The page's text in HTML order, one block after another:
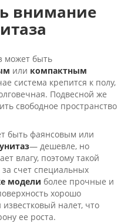
внимание
может быть
или компактным
система крепится к полу,
Подвесной же
свободное пространство
быть фаянсовым или
— дешевле, но
влагу, поэтому такой
счет специальных
модели более прочные и
хорошо
налет, что
ее роста.